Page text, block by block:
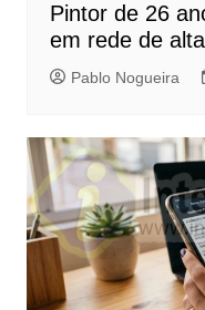
Pintor de 26
em rede de
Pablo Nogueira